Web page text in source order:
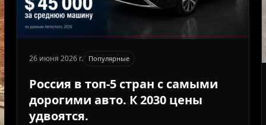
26 июня 2026 г. Популярные
Россия в топ-5 стран с самыми
дорогими авто. К 2030 цены
удвоятся.